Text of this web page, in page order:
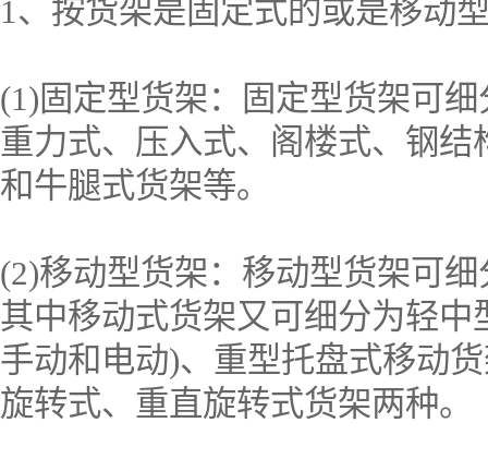
1、按货架是固定式的或是移动
(1)固定型货架：固定型货架可
重力式、压入式、阁楼式、钢
和牛腿式货架等。
(2)移动型货架：移动型货架可
其中移动式货架又可细分为轻
手动和电动)、重型托盘式移动
旋转式、重直旋转式货架两种。